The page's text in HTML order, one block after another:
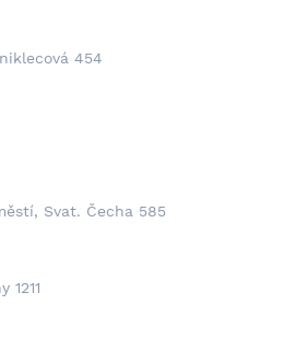
454
Svat. Čecha 585
1211